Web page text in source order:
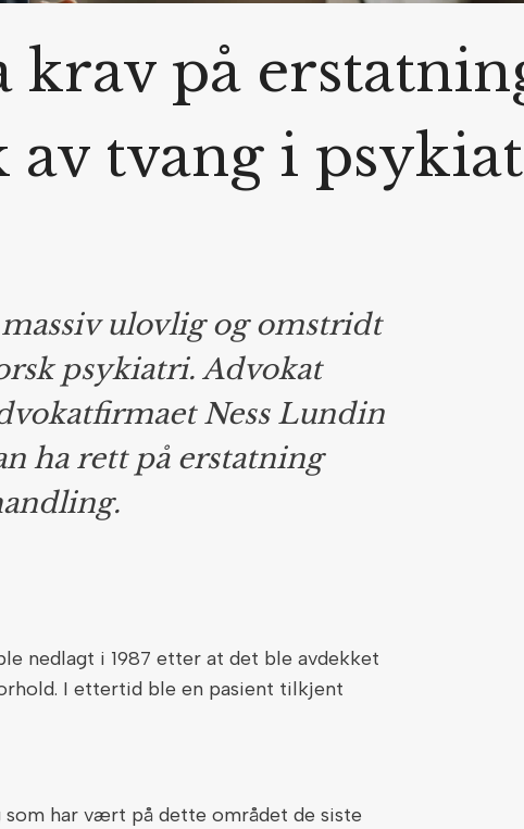
krav på
tvang i
ulovlig og omstridt
psykiatri. Advokat
Ness Lundin
ha rett på erstatning
nedlagt i 1987 etter at det ble avdekket
I ettertid ble en pasient tilkjent
har vært på dette området de siste